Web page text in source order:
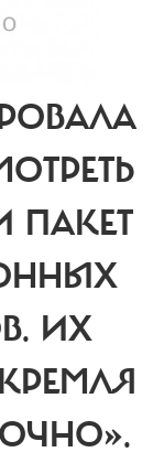
ПАКЕТ
ИХ